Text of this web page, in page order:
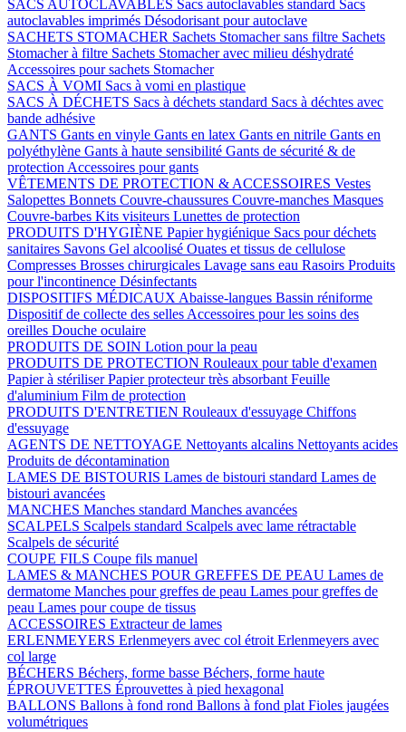
SACS AUTOCLAVABLES Sacs autoclavables standard Sacs
autoclavables imprimés Désodorisant pour autoclave
SACHETS STOMACHER Sachets Stomacher sans filtre Sachets
Stomacher à filtre Sachets Stomacher avec milieu déshydraté
Accessoires pour sachets Stomacher
SACS À VOMI Sacs à vomi en plastique
SACS À DÉCHETS Sacs à déchets standard Sacs à déchtes avec
bande adhésive
GANTS Gants en vinyle Gants en latex Gants en nitrile Gants en
polyéthylène Gants à haute sensibilité Gants de sécurité & de
protection Accessoires pour gants
VÊTEMENTS DE PROTECTION & ACCESSOIRES Vestes
Salopettes Bonnets Couvre-chaussures Couvre-manches Masques
Couvre-barbes Kits visiteurs Lunettes de protection
PRODUITS D'HYGIÈNE Papier hygiénique Sacs pour déchets
sanitaires Savons Gel alcoolisé Ouates et tissus de cellulose
Compresses Brosses chirurgicales Lavage sans eau Rasoirs Produits
pour l'incontinence Désinfectants
DISPOSITIFS MÉDICAUX Abaisse-langues Bassin réniforme
Dispositif de collecte des selles Accessoires pour les soins des
oreilles Douche oculaire
PRODUITS DE SOIN Lotion pour la peau
PRODUITS DE PROTECTION Rouleaux pour table d'examen
Papier à stériliserPapier protecteur très absorbant Feuille
d'aluminium Film de protection
PRODUITS D'ENTRETIEN Rouleaux d'essuyage Chiffons
d'essuyage
AGENTS DE NETTOYAGE Nettoyants alcalins Nettoyants acides
Produits de décontamination
LAMES DE BISTOURIS Lames de bistouri standard Lames de
bistouri avancées
MANCHES Manches standard Manches avancées
SCALPELS Scalpels standard Scalpels avec lame rétractable
Scalpels de sécurité
COUPE FILS Coupe fils manuel
LAMES & MANCHES POUR GREFFES DE PEAU Lames de
dermatome Manches pour greffes de peau Lames pour greffes de
peau Lames pour coupe de tissus
ACCESSOIRES Extracteur de lames
ERLENMEYERS Erlenmeyers avec col étroit Erlenmeyers avec
col large
BÉCHERS Béchers, forme basse Béchers, forme haute
ÉPROUVETTES Éprouvettes à pied hexagonal
BALLONS Ballons à fond rond Ballons à fond plat Fioles jaugées
volumétriques